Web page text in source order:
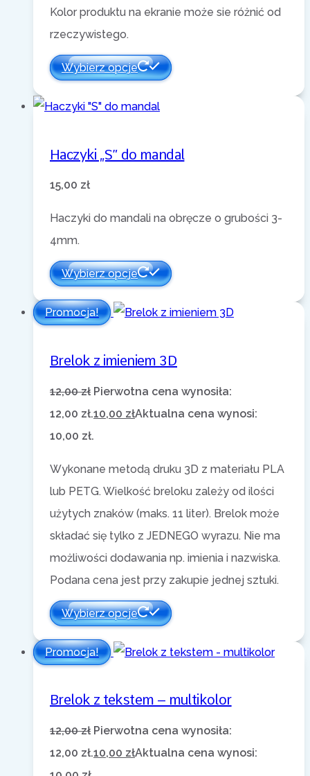
Kolor produktu na ekranie może sie różnić od
rzeczywistego.
Wybierz opcje
Haczyki „S” do mandal
15,00 zł
Haczyki do mandali na obręcze o grubości 3-
4mm.
Wybierz opcje
Promocja!
Brelok z imieniem 3D
12,00zł Pierwotna cena wynosiła:
12,00 zł.10,00 złAktualna cena wynosi:
10,00 zł.
Wykonane metodą druku 3D z materiału PLA
lub PETG. Wielkość breloku zależy od ilości
użytych znaków (maks. 11 liter). Brelok może
składać się tylko z JEDNEGO wyrazu. Nie ma
możliwości dodawania np. imienia i nazwiska.
Podana cena jest przy zakupie jednej sztuki.
Wybierz opcje
Promocja!
Brelok z tekstem – multikolor
12,00zł Pierwotna cena wynosiła:
12,00 zł.10,00 złAktualna cena wynosi: